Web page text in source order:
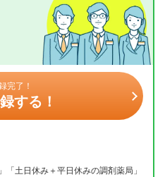
完了！
する！
「土日休み＋平日休みの調剤薬局」